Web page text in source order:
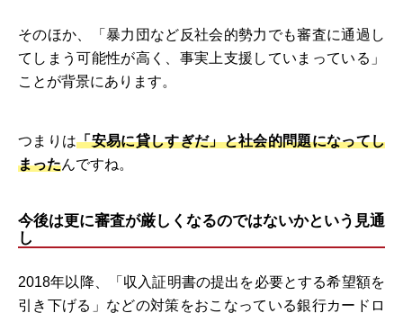
そのほか、「暴力団など反社会的勢力でも審査に通過し
てしまう可能性が高く、事実上支援していまっている」
ことが背景にあります。
つまりは「安易に貸しすぎだ」と社会的問題になってし
まったんですね。
今後は更に審査が厳しくなるのではないかという見通
し
2018年以降、「収入証明書の提出を必要とする希望額を
引き下げる」などの対策をおこなっている銀行カードロ